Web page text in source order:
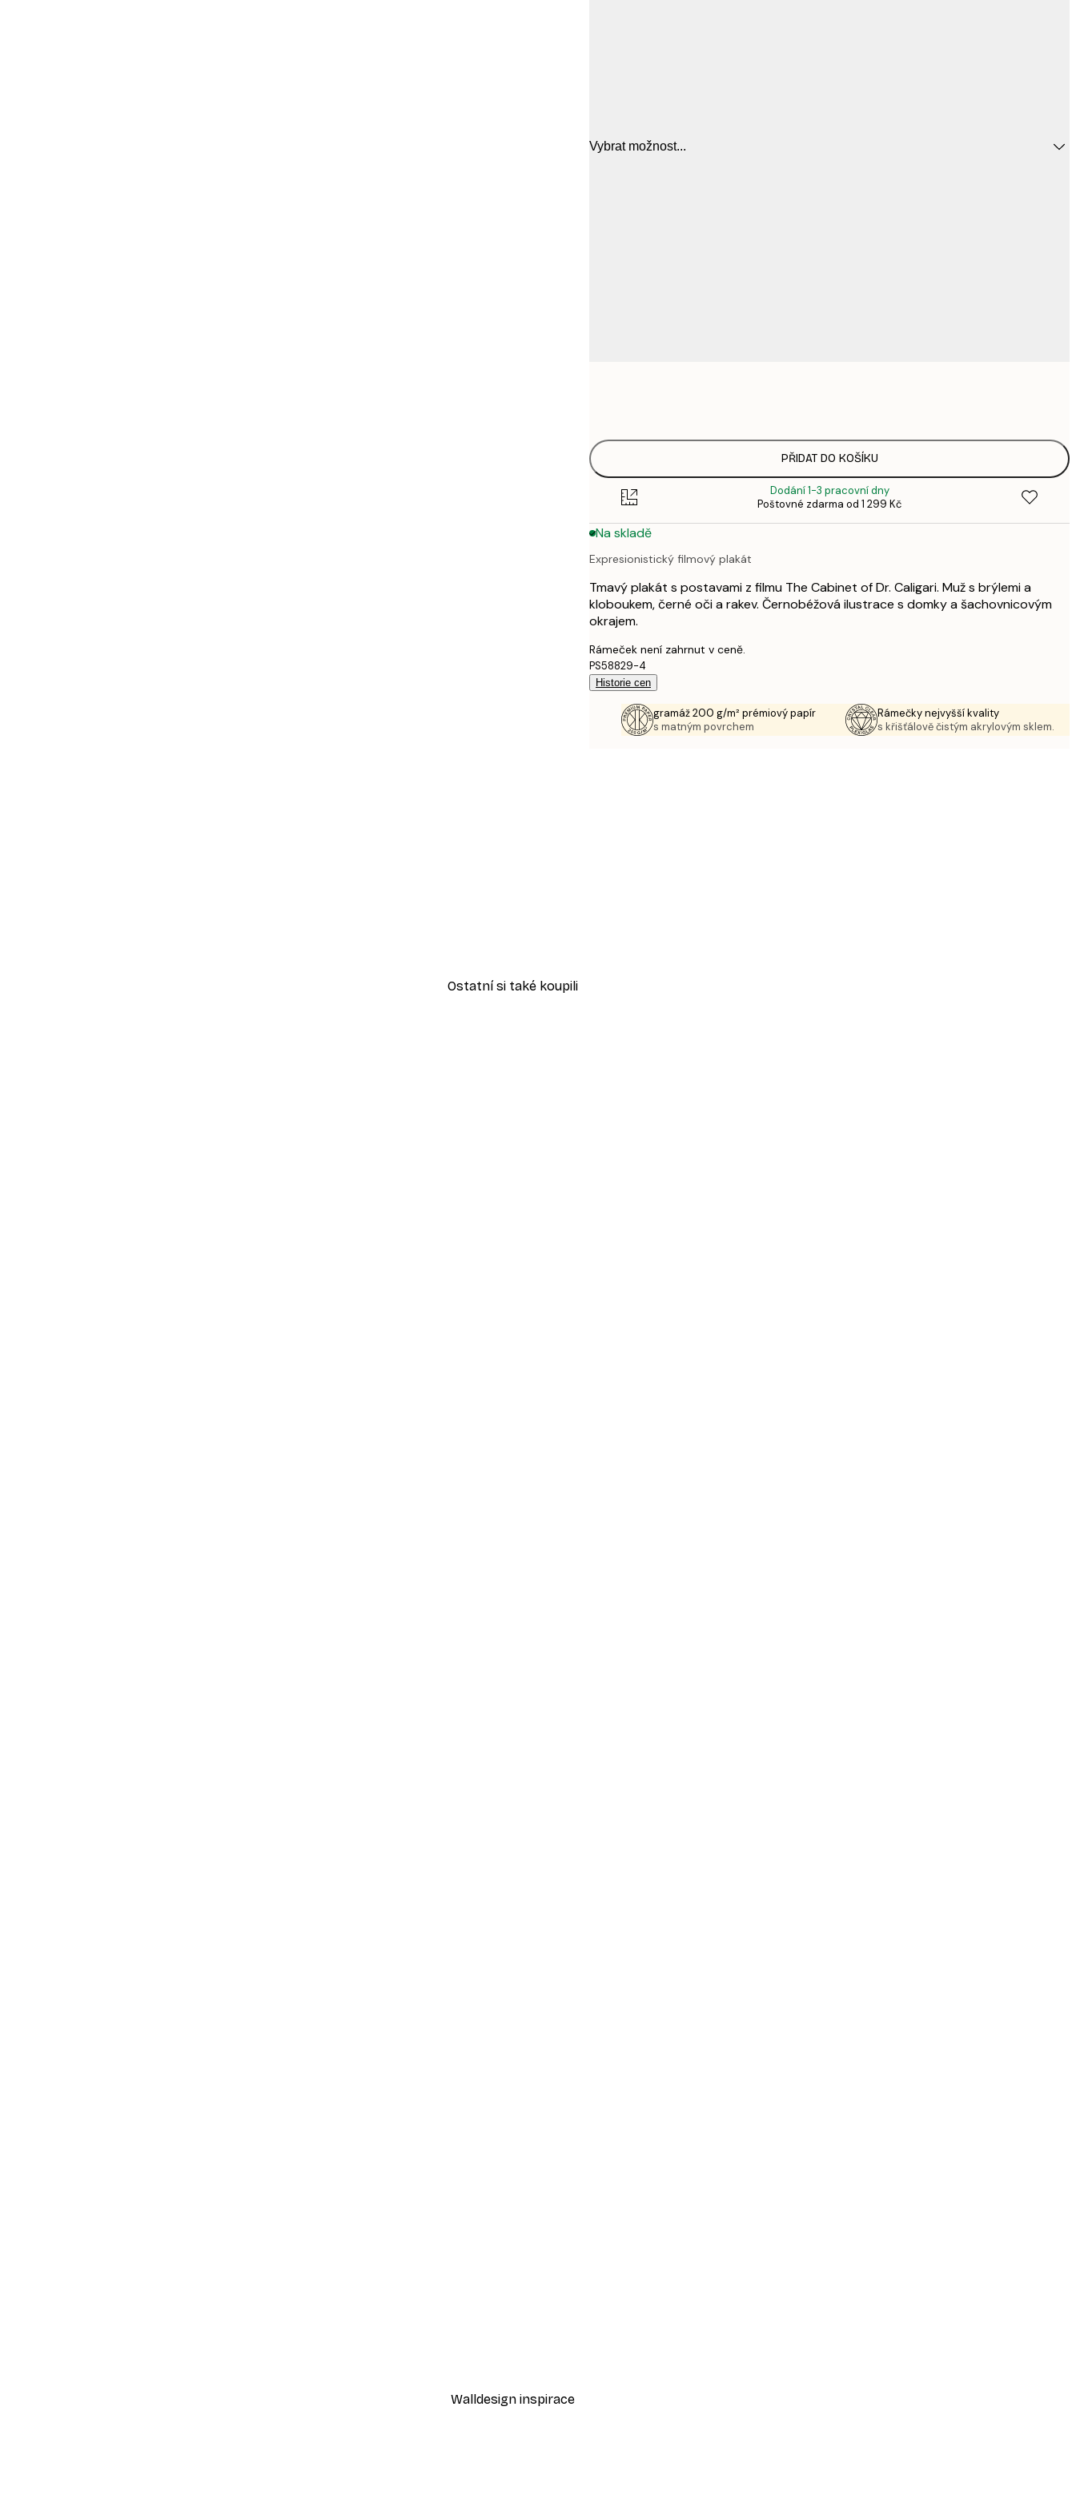
Vybrat možnost...
1
PŘIDAT DO KOŠÍKU
Dodání 1-3 pracovní dny
Poštovné zdarma od 1 299 Kč
Na skladě
Expresionistický filmový plakát
Tmavý plakát s postavami z filmu The Cabinet of Dr. Caligari. Muž s brýlemi a
kloboukem, černé oči a rakev. Černobéžová ilustrace s domky a šachovnicovým
okrajem.
Rámeček není zahrnut v ceně.
PS58829-4
Historie cen
gramáž 200 g/m² prémiový papír
s matným povrchem
Rámečky nejvyšší kvality
s křišťálově čistým akrylovým sklem.
Ostatní si také koupili
Walldesign inspirace